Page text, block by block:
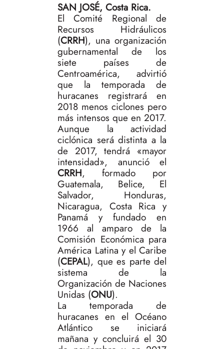
SAN JOSÉ, Costa Rica.
El Comité Regional de
Recursos Hidráulicos
(CRRH), una organización
gubernamental de los
siete países de
Centroamérica, advirtió
que la temporada de
huracanes registrará en
2018 menos ciclones pero
más intensos que en 2017.
Aunque la actividad
ciclónica será distinta a la
de 2017, tendrá «mayor
intensidad», anunció el
CRRH, formado por
Guatemala, Belice, El
Salvador, Honduras,
Nicaragua, Costa Rica y
Panamá y fundado en
1966 al amparo de la
Comisión Económica para
América Latina y el Caribe
(CEPAL), que es parte del
sistema de la
Organización de Naciones
Unidas (ONU).
La temporada de
huracanes en el Océano
Atlántico se iniciará
mañana y concluirá el 30